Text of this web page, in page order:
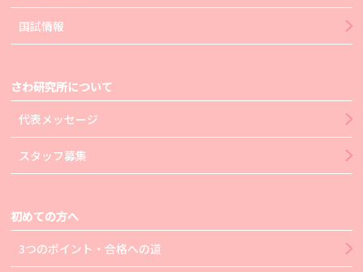
国試情報
さわ研究所について
代表メッセージ
スタッフ募集
初めての方へ
3つのポイント・合格への道